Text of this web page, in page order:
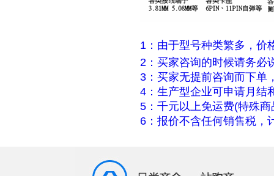
1：由于型号种类繁多，价
2：买家咨询的时候请务必
3：买家无提前咨询而下单
4：生产型企业可申请月结
5：千元以上免运费(特殊
6：报价不含任何销售税，